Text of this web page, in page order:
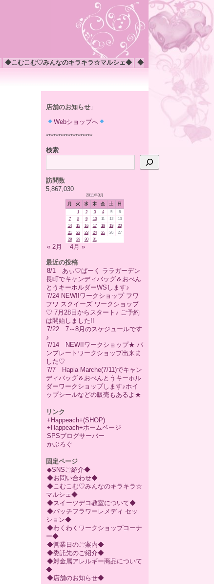
◆こむこむ♡みんなのキラキラ☆マルシェ◆
◆
店舗のお知らせ↓
Webショップへ
*******************
検索
訪問数
5,867,030
2011年3月
月 火 水 木 金 土 日
1 2 3 4 5
6
7
8 9 10 11 12
13
14
15 16 17 18 19
20
21
22 23 24 25 26
27
28
29 30 31
« 2月 4月 »
最近の投稿
8/1 あぃ♡ぱーく ララガーデン
長町でキャンディバッグ＆おべん
とうキーホルダーWSします♪
7/24 NEW!!ワークショップ フワ
フワ スクイーズ ワークショップ
♡ 7月28日からスタート♪ ご予約
は開始しました!!
7/22 7～8月のスケジュールです
♪
7/14 NEW!!ワークショップ★ パ
ンプレートワークショップ出来ま
した♡
7/7 Hapia Marche(7/11)でキャン
ディバッグ＆おべんとうキーホル
ダーワークショップします♪ホイ
ップシールなどの販売もあるよ★
リンク
+Happeach+(SHOP)
+Happeach+ホームページ
SPSブログサーバー
かぶろぐ
固定ページ
◆SNSご紹介◆
◆お問い合わせ◆
◆こむこむ♡みんなのキラキラ☆
マルシェ◆
◆スイーツデコ教室について◆
◆バッチフラワーレメディ セッ
ション◆
◆わくわくワークショップコーナ
ー◆
◆営業日のご案内◆
◆委託先のご紹介◆
◆対金属アレルギー商品について
◆
◆店舗のお知らせ◆